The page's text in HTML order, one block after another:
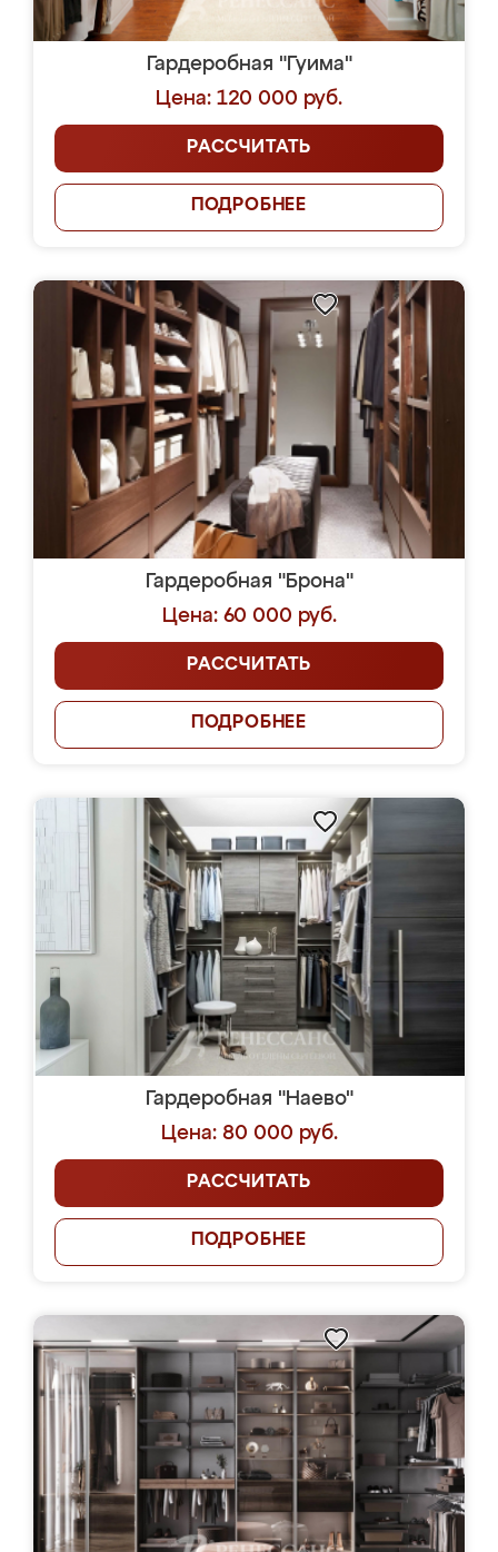
Гардеробная "Гуима"
Цена: 120 000 руб.
РАССЧИТАТЬ
ПОДРОБНЕЕ
Гардеробная "Брона"
Цена: 60 000 руб.
РАССЧИТАТЬ
ПОДРОБНЕЕ
Гардеробная "Наево"
Цена: 80 000 руб.
РАССЧИТАТЬ
ПОДРОБНЕЕ